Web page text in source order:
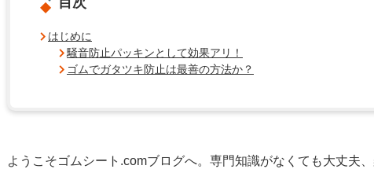
はじめに
騒音防止パッキンとして効果アリ！
ゴムでガタツキ防止は最善の方法か？
ようこそゴムシート.comブログへ。専門知識がなくても大丈夫